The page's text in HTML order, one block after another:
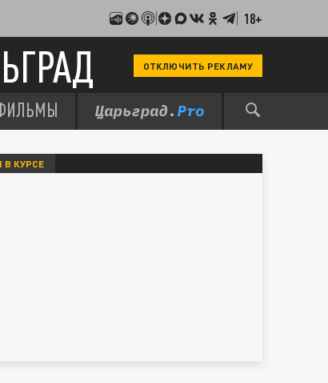
18+
ОТКЛЮЧИТЬ РЕКЛАМУ
В КУРСЕ